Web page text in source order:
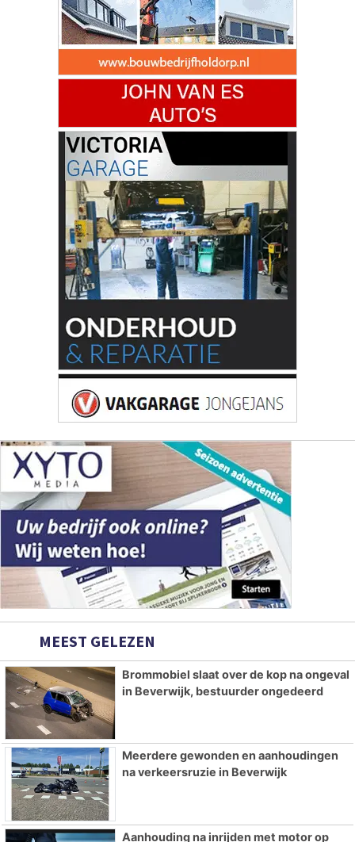
MEEST GELEZEN
Brommobiel slaat over de kop na ongeval
in Beverwijk, bestuurder ongedeerd
Meerdere gewonden en aanhoudingen
na verkeersruzie in Beverwijk
Aanhouding na inrijden met motor op